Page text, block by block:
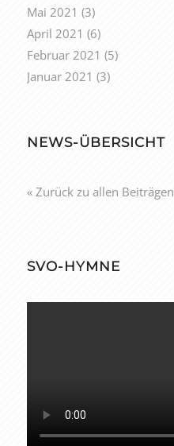
Mai 2021 (3)
April 2021 (6)
Februar 2021 (5)
Januar 2021 (3)
NEWS-ÜBERSICHT
« Zurück zu allen Beiträgen
SVO-HYMNE